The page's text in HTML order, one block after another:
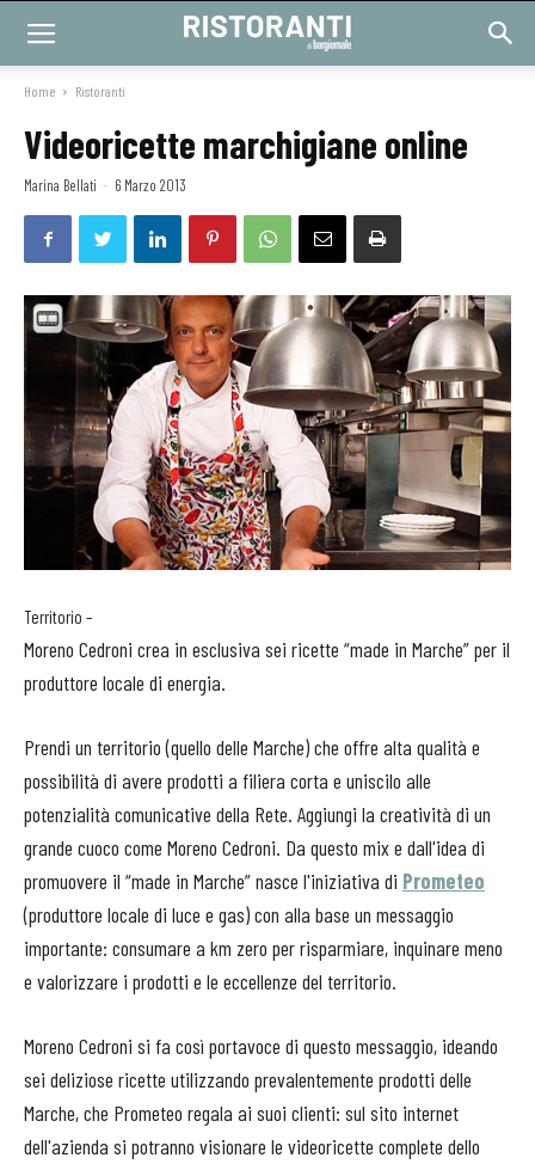
Home Ristoranti
Videoricette marchigiane online
Marina Bellati - 6 Marzo 2013
Territorio –
Moreno Cedroni crea in esclusiva sei ricette “made in Marche” per il
produttore locale di energia.
Prendi un territorio (quello delle Marche) che offre alta qualità e
possibilità di avere prodotti a filiera corta e uniscilo alle
potenzialità comunicative della Rete. Aggiungi la creatività di un
grande cuoco come Moreno Cedroni. Da questo mix e dall'idea di
promuovere il “made in Marche” nasce l'iniziativa di Prometeo
(produttore locale di luce e gas) con alla base un messaggio
importante: consumare a km zero per risparmiare, inquinare meno
e valorizzare i prodotti e le eccellenze del territorio.
Moreno Cedroni si fa così portavoce di questo messaggio, ideando
sei deliziose ricette utilizzando prevalentemente prodotti delle
Marche, che Prometeo regala ai suoi clienti: sul sito internet
dell'azienda si potranno visionare le videoricette complete dello